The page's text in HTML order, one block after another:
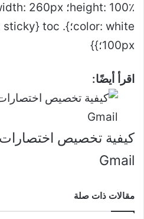
100px؛}}
اقرأ أيضًا:
كيفية تخصيص اختصارات
Gmail
مقالات ذات صلة